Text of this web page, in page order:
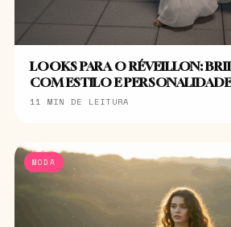
LOOKS PARA O RÉVEILLON:
COM ESTILO E
11 MIN DE LEITURA
MODA